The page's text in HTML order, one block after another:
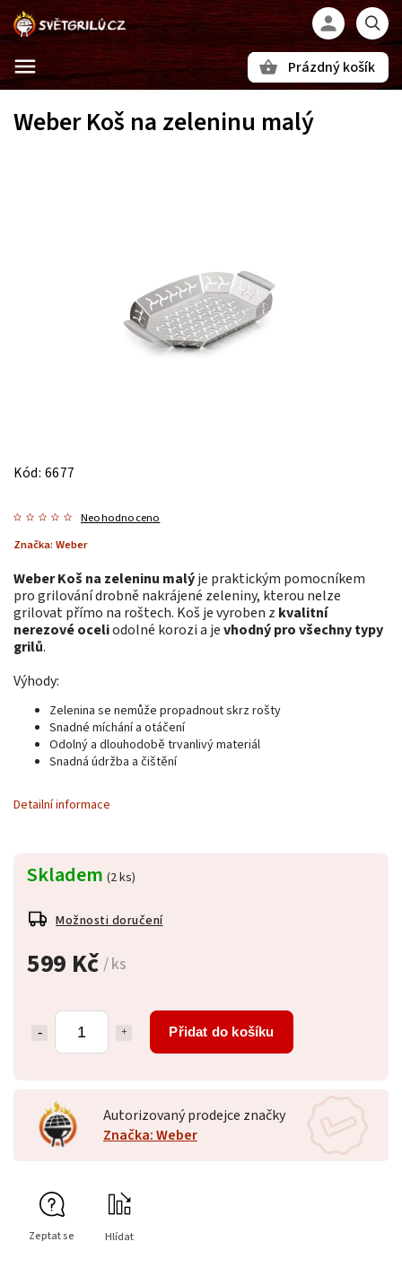
Prázdný košík
Weber Koš na zeleninu malý
Kód: 6677
Neohodnoceno
Značka: Weber
599 Kč / ks
Přidat do košíku
Skladem (2 ks)
Možnosti doručení
Weber Koš na zeleninu malýje praktickým pomocníkem
pro grilování drobně nakrájené zeleniny, kterou nelze
grilovat přímo na roštech. Koš je vyroben z kvalitní
nerezové oceliodolné korozi a jevhodný pro všechny typy
grilů.
Výhody:
Zelenina se nemůže propadnout skrz rošty
Snadné míchání a otáčení
Odolný a dlouhodobě trvanlivý materiál
Snadná údržba a čištění
Detailní informace
Autorizovaný prodejce značky
Značka: Weber
Zeptat se Hlídat